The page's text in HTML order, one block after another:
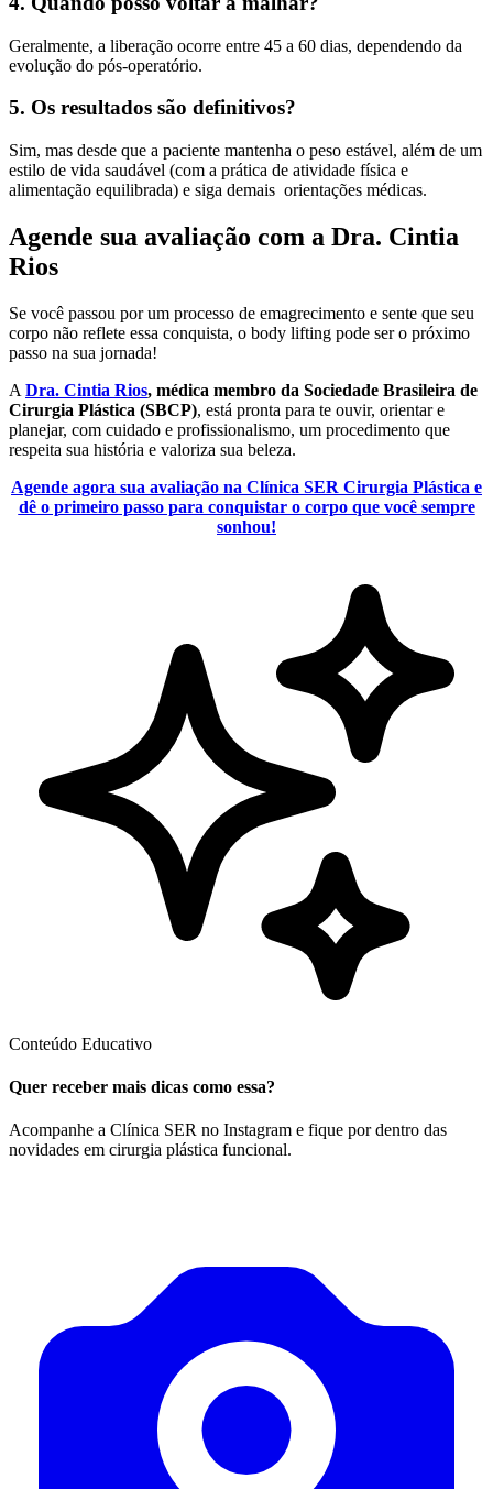
Geralmente, a liberação ocorre entre 45 a 60 dias, dependendo da
evolução do pós-operatório.
5. Os resultados são definitivos?
Sim, mas desde que a paciente mantenha o peso estável, além de um
estilo de vida saudável (com a prática de atividade física e
alimentação equilibrada) e siga demais orientações médicas.
Agende sua avaliação com a Dra. Cintia
Rios
Se você passou por um processo de emagrecimento e sente que seu
corpo não reflete essa conquista, o body lifting pode ser o próximo
passo na sua jornada!
A Dra. Cintia Rios, médica membro da Sociedade Brasileira de
Cirurgia Plástica (SBCP), está pronta para te ouvir, orientar e
planejar, com cuidado e profissionalismo, um procedimento que
respeita sua história e valoriza sua beleza.
Agende agora sua avaliação na Clínica SER Cirurgia Plástica e
dê o primeiro passo para conquistar o corpo que você sempre
sonhou!
Conteúdo Educativo
Quer receber mais dicas como essa?
Acompanhe a Clínica SER no Instagram e fique por dentro das
novidades em cirurgia plástica funcional.